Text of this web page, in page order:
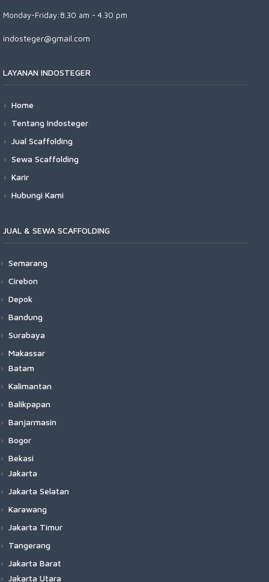
Monday-Friday:8.30 am - 4.30 pm
indosteger@gmail.com
LAYANAN INDOSTEGER
Home
Tentang Indosteger
Jual Scaffolding
Sewa Scaffolding
Karir
Hubungi Kami
JUAL & SEWA SCAFFOLDING
Semarang
Cirebon
Depok
Bandung
Surabaya
Makassar
Batam
Kalimantan
Balikpapan
Banjarmasin
Bogor
Bekasi
Jakarta
Jakarta Selatan
Karawang
Jakarta Timur
Tangerang
Jakarta Barat
Jakarta Utara